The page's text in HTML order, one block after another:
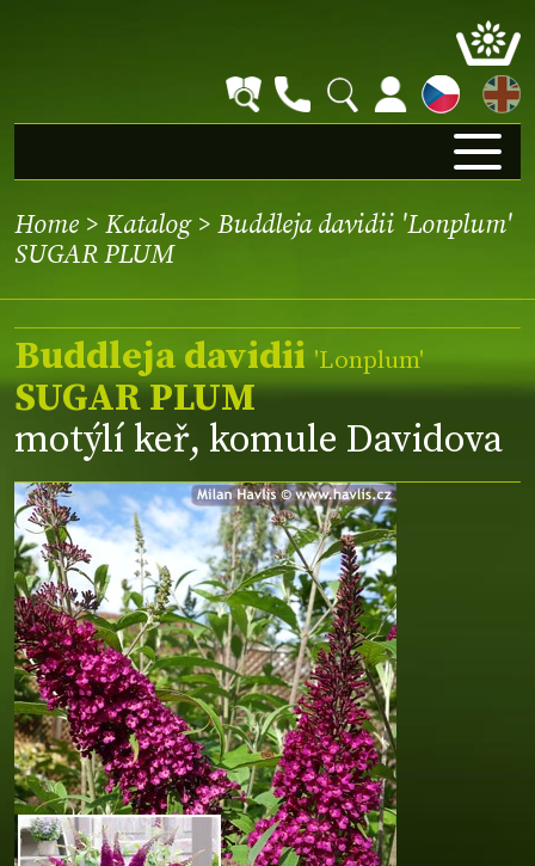
EN
Home > Katalog> Buddleja davidii 'Lonplum'
SUGAR PLUM
Buddleja davidii 'Lonplum'
SUGAR PLUM
motýlí keř, komule Davidova